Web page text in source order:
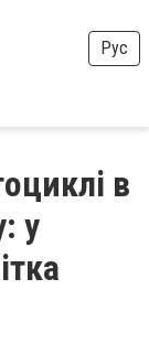
Рус
в
у